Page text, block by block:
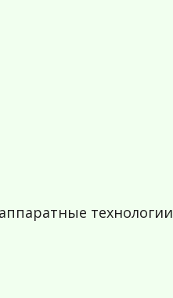
технологии